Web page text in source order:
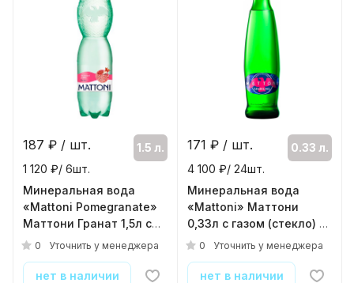
187 ₽ / шт.
1.5 л.
1 120 ₽/ 6шт.
Минеральная вода
«Mattoni Pomegranate»
Маттони Гранат 1,5л с
газом (ПЭТ)
0 Уточнить у менеджера
нет в наличии
171 ₽ / шт.
0.33 л.
4 100 ₽/ 24шт.
Минеральная вода
«Mattoni» Маттони
0,33л с газом (стекло)
( 24шт./уп. )
0 Уточнить у менеджера
нет в наличии